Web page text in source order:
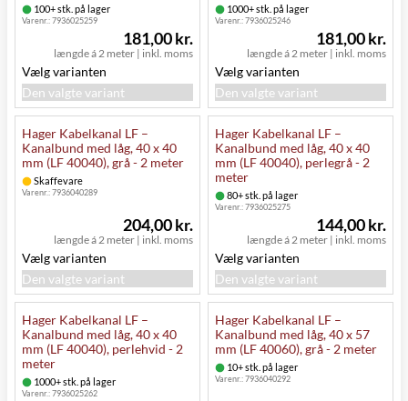
100+ stk. på lager
Varenr.:7936025259
længde á 2 meter | inkl. moms
181,00 kr.
Vælg varianten
Den valgte variant
1000+ stk. på lager
Varenr.:7936025246
længde á 2 meter | inkl. moms
181,00 kr.
Vælg varianten
Den valgte variant
Hager Kabelkanal LF –
Kanalbund med låg, 40 x 40
mm (LF 40040), grå - 2 meter
Skaffevare
Varenr.:7936040289
længde á 2 meter | inkl. moms
204,00 kr.
Vælg varianten
Den valgte variant
Hager Kabelkanal LF –
Kanalbund med låg, 40 x 40
mm (LF 40040), perlegrå - 2
meter
80+ stk. på lager
Varenr.:7936025275
længde á 2 meter | inkl. moms
144,00 kr.
Vælg varianten
Den valgte variant
Hager Kabelkanal LF –
Kanalbund med låg, 40 x 40
mm (LF 40040), perlehvid - 2
meter
1000+ stk. på lager
Varenr.:7936025262
Hager Kabelkanal LF –
Kanalbund med låg, 40 x 57
mm (LF 40060), grå - 2 meter
10+ stk. på lager
Varenr.:7936040292